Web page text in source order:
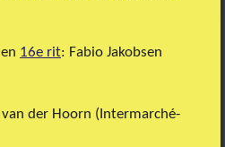
en 16e rit: Fabio Jakobsen
van der Hoorn (Intermarché-